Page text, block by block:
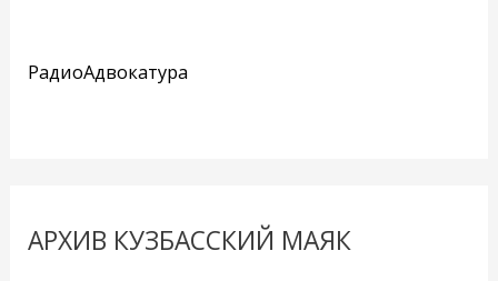
РадиоАдвокатура
АРХИВ КУЗБАССКИЙ МАЯК